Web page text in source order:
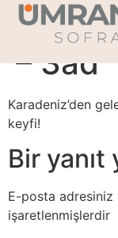
Kara
– 3ad
Karadeniz’den
keyfi!
Bir yanıt
E-posta adresiniz
işaretlenmişlerdir